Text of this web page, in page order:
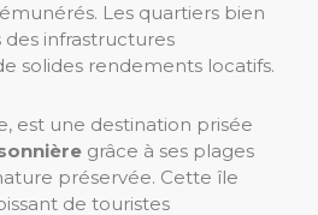
Les quartiers bien
des infrastructures
solides rendements locatifs.
est une destination prisée
grâce à ses plages
préservée. Cette île
de touristes